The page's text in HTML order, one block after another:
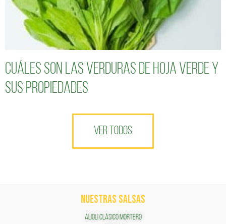
Cuáles son las verduras de hoja verde y
sus propiedades
VER TODOS
NUESTRAS SALSAS
ALIOLI CLÁSICO MORTERO